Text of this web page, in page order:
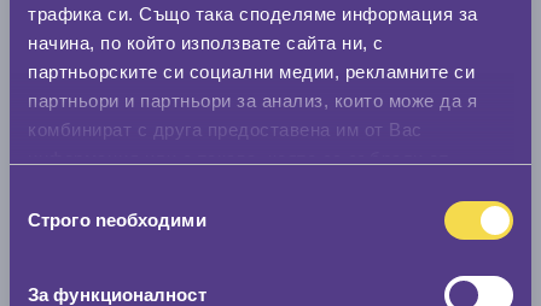
трафика си. Също така споделяме информация за
начина, по който използвате сайта ни, с
партньорските си социални медии, рекламните си
партньори и партньори за анализ, които може да я
комбинират с друга предоставена им от Вас
наСтрого nеобходими
За функционалност
Стар размер